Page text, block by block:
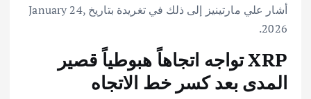
أشار علي مارتينيز إلى ذلك في تغريدة بتاريخ January 24,
2026.
XRP تواجه اتجاهاً هبوطياً قصير
المدى بعد كسر خط الاتجاه